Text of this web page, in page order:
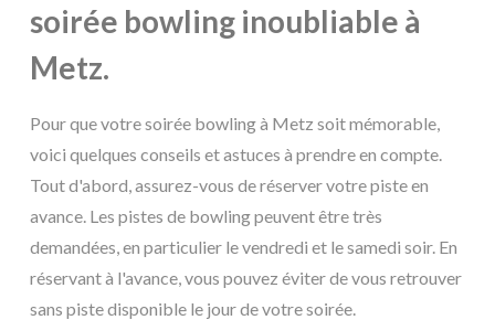
soirée bowling inoubliable à
Metz.
Pour que votre soirée bowling à Metz soit mémorable,
voici quelques conseils et astuces à prendre en compte.
Tout d'abord, assurez-vous de réserver votre piste en
avance. Les pistes de bowling peuvent être très
demandées, en particulier le vendredi et le samedi soir. En
réservant à l'avance, vous pouvez éviter de vous retrouver
sans piste disponible le jour de votre soirée.